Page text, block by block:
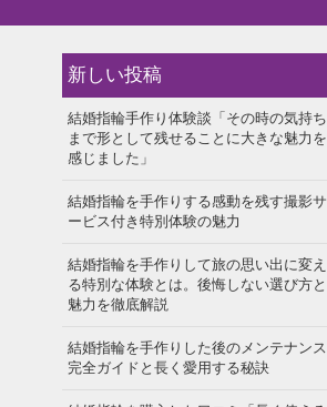
新しい投稿
結婚指輪手作り体験談「その時の気持ち
まで形として残せることに大きな魅力を
感じました」
結婚指輪を手作りする感動を残す撮影サ
ービス付き特別体験の魅力
結婚指輪を手作りして旅の思い出に変え
る特別な体験とは。後悔しない選び方と
魅力を徹底解説
結婚指輪を手作りした後のメンテナンス
完全ガイドと長く愛用する秘訣